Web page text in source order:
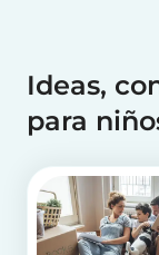
Ideas,
para